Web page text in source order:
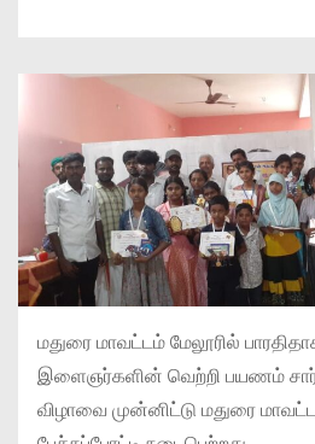
மதுரை மாவட்டம் மேலூரில்
இளைஞர்களின் வெற்றி பயணம்
விழாவை முன்னிட்டு மதுரை